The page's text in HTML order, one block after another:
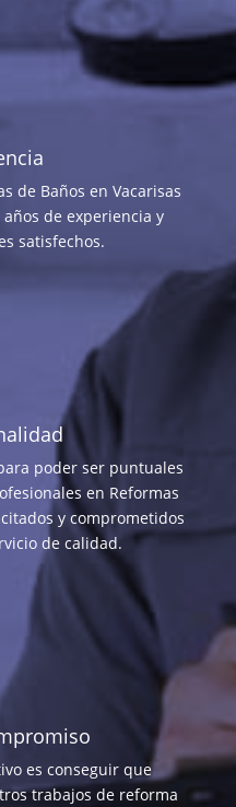
de Baños en Vacarisas
de experiencia y
satisfechos.
poder ser puntuales
en Reformas
y comprometidos
de calidad.
es conseguir que
trabajos de reforma